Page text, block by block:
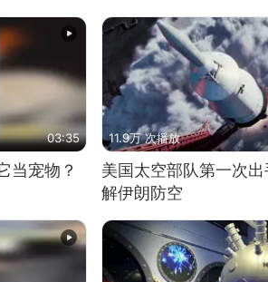
03:35
当宠物？
11.9万 次播放
美国太空部队第一次
解伊朗防空